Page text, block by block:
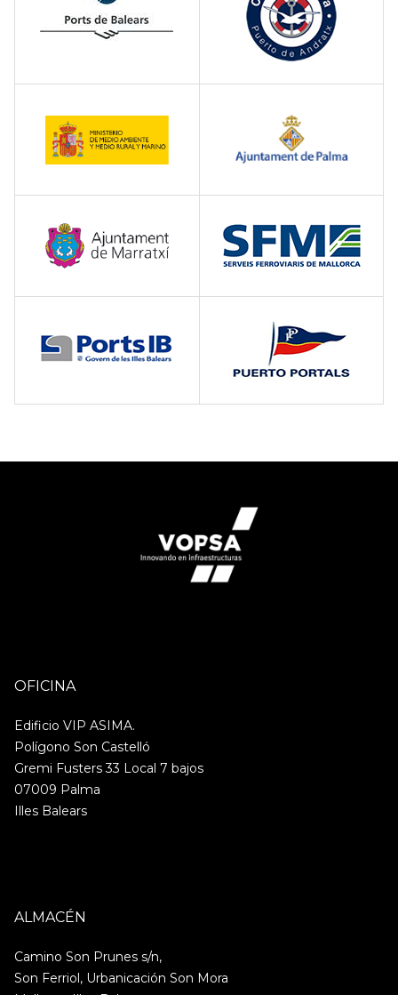
Gestión Integral
Contacto
OFICINA
Edificio VIP ASIMA.
Polígono Son Castelló
Gremi Fusters 33 Local 7 bajos
07009 Palma
Illes Balears
ALMACÉN
Camino Son Prunes s/n,
Son Ferriol, Urbanicación Son Mora